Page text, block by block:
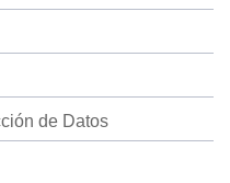
de Datos